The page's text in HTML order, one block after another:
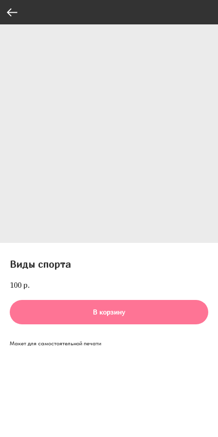
Виды спорта
100 р.
В корзину
Макет для самостоятельной печати